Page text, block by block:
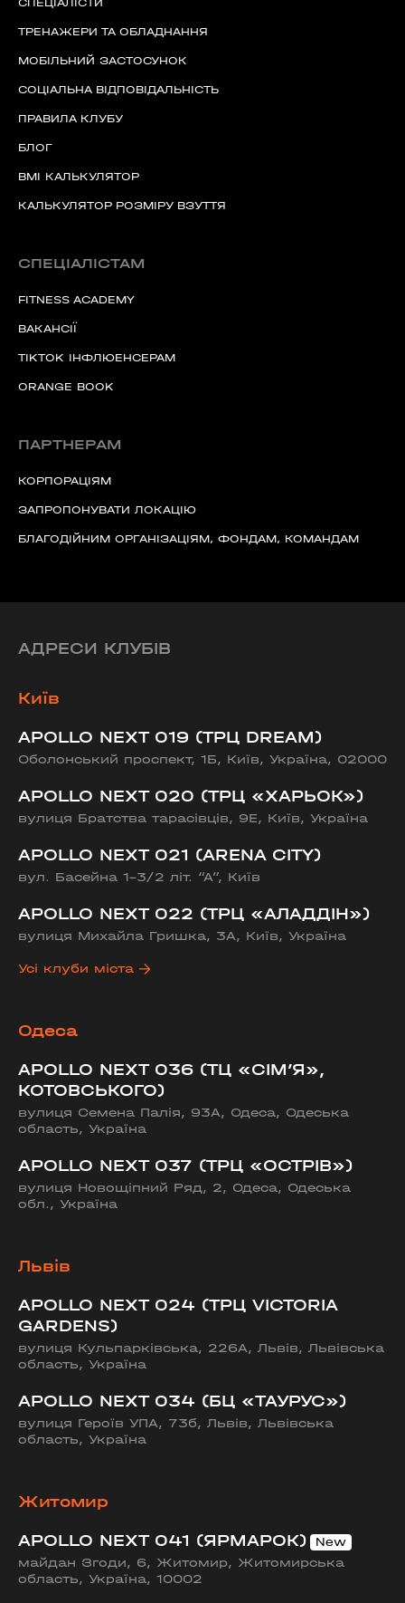
О 9:00 ми зупиняємось
Наше право на життя, свободу та
СПЕЦІАЛІСТИ
ТРЕНАЖЕРИ ТА ОБЛАДНАННЯ
МОБІЛЬНИЙ ЗАСТОСУНОК
СОЦІАЛЬНА ВІДПОВІДАЛЬНІСТЬ
ПРАВИЛА КЛУБУ
БЛОГ
BMI КАЛЬКУЛЯТОР
КАЛЬКУЛЯТОР РОЗМІРУ ВЗУТТЯ
СПЕЦІАЛІСТАМ
FITNESS ACADEMY
ВАКАНСІЇ
TIKTOK ІНФЛЮЕНСЕРАМ
ORANGE BOOK
ПАРТНЕРАМ
КОРПОРАЦІЯМ
ЗАПРОПОНУВАТИ ЛОКАЦІЮ
БЛАГОДІЙНИМ ОРГАНІЗАЦІЯМ, ФОНДАМ, КОМАНДАМ
АДРЕСИ КЛУБІВ
Київ
APOLLO NEXT 019 (ТРЦ DREAM)
Оболонський проспект, 1Б, Київ, Україна, 02000
APOLLO NEXT 020 (ТРЦ «ХАРЬОК»)
вулиця Братства тарасівців, 9Е, Київ, Україна
APOLLO NEXT 021 (ARENA CITY)
вул. Басейна 1-3/2 літ. “А”, Київ
APOLLO NEXT 022 (ТРЦ «АЛАДДІН»)
вулиця Михайла Гришка, 3А, Київ, Україна
Усі клуби міста
Одеса
APOLLO NEXT 036 (ТЦ «СІМ’Я»,
КОТОВСЬКОГО)
вулиця Семена Палія, 93А, Одеса, Одеська
область, Україна
APOLLO NEXT 037 (ТРЦ «ОСТРІВ»)
вулиця Новощіпний Ряд, 2, Одеса, Одеська
обл., Україна
Львів
APOLLO NEXT 024 (ТРЦ VICTORIA
GARDENS)
вулиця Кульпарківська, 226А, Львів, Львівська
область, Україна
APOLLO NEXT 034 (БЦ «ТАУРУС»)
вулиця Героїв УПА, 73б, Львів, Львівська
область, Україна
Житомир
APOLLO NEXT 041 (ЯРМАРОК)
майдан Згоди, 6, Житомир, Житомирська
область, Україна, 10002